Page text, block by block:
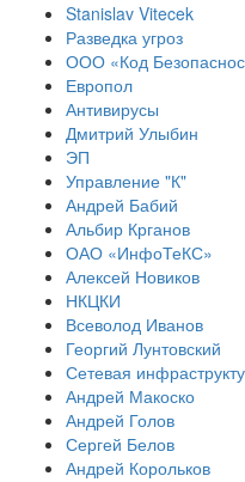
Stanislav Vitecek
Разведка угроз
ООО «Код
Европол
Антивирусы
Дмитрий Улыбин
ЭП
Управление "К"
Андрей Бабий
Альбир Крганов
ОАО «ИнфоТеКС»
Алексей Новиков
НКЦКИ
Всеволод Иванов
Георгий Лунтовский
Сетевая
Андрей Макоско
Андрей Голов
Сергей Белов
Андрей Корольков